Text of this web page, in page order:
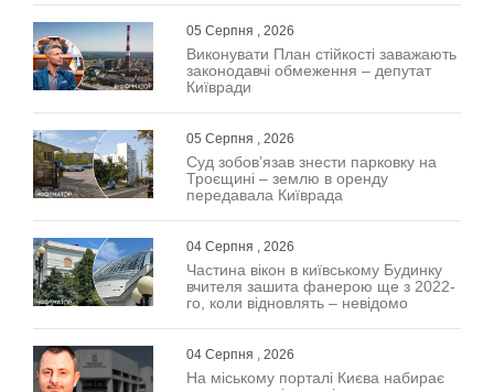
05 Серпня , 2026
Виконувати План стійкості заважають
законодавчі обмеження – депутат
Київради
05 Серпня , 2026
Суд зобов’язав знести парковку на
Троєщині – землю в оренду
передавала Київрада
04 Серпня , 2026
Частина вікон в київському Будинку
вчителя зашита фанерою ще з 2022-
го, коли відновлять – невідомо
04 Серпня , 2026
На міському порталі Києва набирає